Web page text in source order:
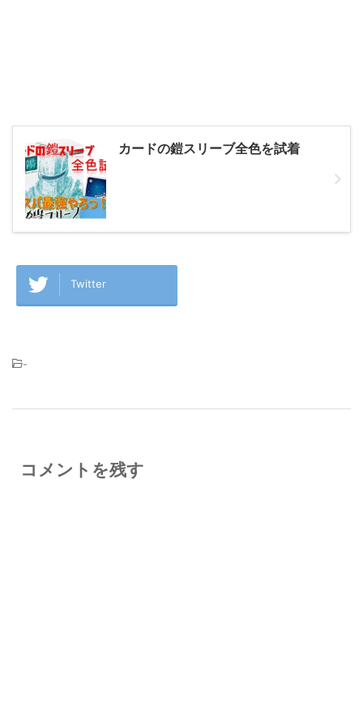
カードの鎧スリーブ全色を試着
Twitter
-
コメントを残す